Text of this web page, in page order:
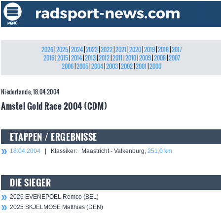
2026| 2025| 2024| 2023| 2022| 2021 2020| 2019| 2018| 2017
2016| 2015| 2014| 2013| 2012| 2011 2010| 2009| 2008| 2007
2006 2005 2004 2003 2002 2001 2000
Niederlande, 18.04.2004
Amstel Gold Race 2004 (CDM)
ETAPPEN / ERGEBNISSE
18.04.2004 | Klassiker: Maastricht - Valkenburg, 251,0 km
DIE SIEGER
2026 EVENEPOEL Remco (BEL)
2025 SKJELMOSE Matthias (DEN)